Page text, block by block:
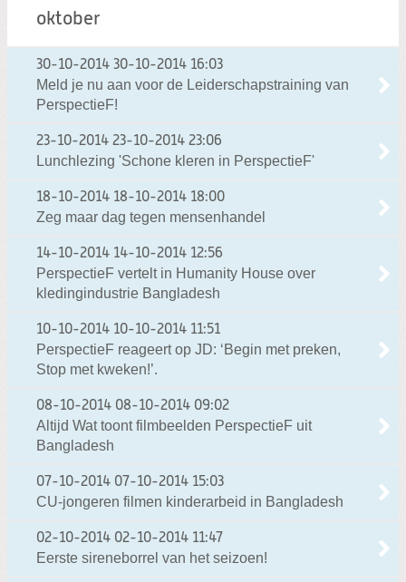
oktober
30-10-2014 30-10-2014 16:03
Meld je nu aan voor de Leiderschapstraining van
PerspectieF!
23-10-2014 23-10-2014 23:06
Lunchlezing 'Schone kleren in PerspectieF'
18-10-2014 18-10-2014 18:00
Zeg maar dag tegen mensenhandel
14-10-2014 14-10-2014 12:56
PerspectieF vertelt in Humanity House over
kledingindustrie Bangladesh
10-10-2014 10-10-2014 11:51
PerspectieF reageert op JD: ‘Begin met preken,
Stop met kweken!’.
08-10-2014 08-10-2014 09:02
Altijd Wat toont filmbeelden PerspectieF uit
Bangladesh
07-10-2014 07-10-2014 15:03
CU-jongeren filmen kinderarbeid in Bangladesh
02-10-2014 02-10-2014 11:47
Eerste sireneborrel van het seizoen!